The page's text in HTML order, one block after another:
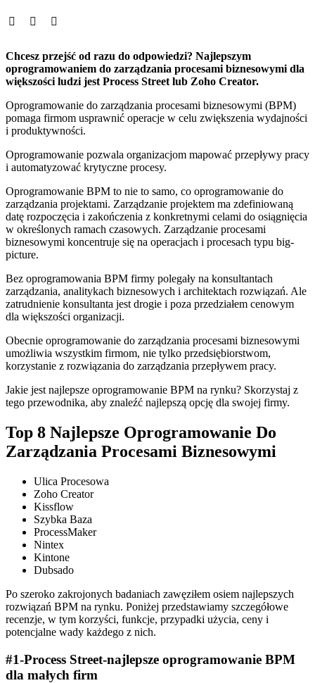
Chcesz przejść od razu do odpowiedzi? Najlepszym
oprogramowaniem do zarządzania procesami biznesowymi dla
większości ludzi jest Process Street lub Zoho Creator.
Oprogramowanie do zarządzania procesami biznesowymi (BPM)
pomaga firmom usprawnić operacje w celu zwiększenia wydajności
i produktywności.
Oprogramowanie pozwala organizacjom mapować przepływy pracy
i automatyzować krytyczne procesy.
Oprogramowanie BPM to nie to samo, co oprogramowanie do
zarządzania projektami. Zarządzanie projektem ma zdefiniowaną
datę rozpoczęcia i zakończenia z konkretnymi celami do osiągnięcia
w określonych ramach czasowych. Zarządzanie procesami
biznesowymi koncentruje się na operacjach i procesach typu big-
picture.
Bez oprogramowania BPM firmy polegały na konsultantach
zarządzania, analitykach biznesowych i architektach rozwiązań. Ale
zatrudnienie konsultanta jest drogie i poza przedziałem cenowym
dla większości organizacji.
Obecnie oprogramowanie do zarządzania procesami biznesowymi
umożliwia wszystkim firmom, nie tylko przedsiębiorstwom,
korzystanie z rozwiązania do zarządzania przepływem pracy.
Jakie jest najlepsze oprogramowanie BPM na rynku? Skorzystaj z
tego przewodnika, aby znaleźć najlepszą opcję dla swojej firmy.
Top 8 Najlepsze Oprogramowanie Do
Zarządzania Procesami Biznesowymi
Ulica Procesowa
Zoho Creator
Kissflow
Szybka Baza
ProcessMaker
Nintex
Kintone
Dubsado
Po szeroko zakrojonych badaniach zawęziłem osiem najlepszych
rozwiązań BPM na rynku. Poniżej przedstawiamy szczegółowe
recenzje, w tym korzyści, funkcje, przypadki użycia, ceny i
potencjalne wady każdego z nich.
#1-Process Street-najlepsze oprogramowanie BPM
dla małych firm